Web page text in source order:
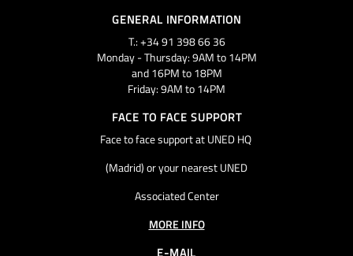
GENERAL INFORMATION
T.: +34 91 398 66 36
Monday - Thursday: 9AM to 14PM
and 16PM to 18PM
Friday: 9AM to 14PM
FACE TO FACE SUPPORT
Face to face support at UNED HQ
(Madrid) or your nearest UNED
Associated Center
MORE INFO
E-MAIL